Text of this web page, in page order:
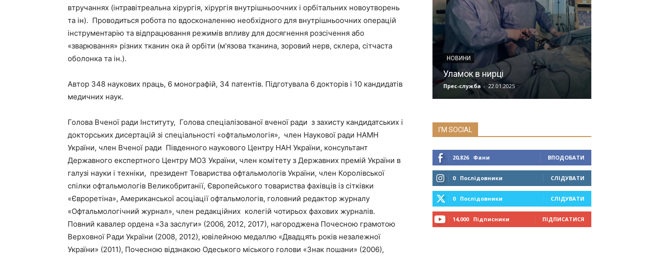
втручаннях (інтравітреальна хірургія, хірургія внутрішньоочних і орбітальних новоутворень
та ін). Проводиться робота по вдосконаленню необхідного для внутрішньоочних операцій
інструментарію та відпрацювання режимів впливу для досягнення розсічення або
«зварювання» різних тканин ока й орбіти (м'язова тканина, зоровий нерв, склера, сітчаста
оболонка та ін.).
Автор 348 наукових праць, 6 монографій, 34 патентів. Підготувала 6 докторів і 10 кандидатів
медичних наук.
Голова Вченої ради Інституту, Голова спеціалізованої вченої ради з захисту кандидатських і
докторських дисертацій зі спеціальності «офтальмологія», член Наукової ради НАМН
України, член Вченої ради Південного наукового Центру НАН України, консультант
Державного експертного Центру МОЗ України, член комітету з Державних премій України в
галузі науки і техніки, президент Товариства офтальмологів України, член Королівської
спілки офтальмологів Великобританії, Європейського товариства фахівців із сітківки
«Євроретіна», Американської асоціації офтальмологів, головний редактор журналу
«Офтальмологічний журнал», член редакційних колегій чотирьох фахових журналів.
Повний кавалер ордена «За заслуги» (2006, 2012, 2017), нагороджена Почесною грамотою
Верховної Ради України (2008, 2012), ювілейною медаллю «Двадцять років незалежної
України» (2011), Почесною відзнакою Одеського міського голови «Знак пошани» (2006),
НОВИНИ
Уламок в нирці
Прес-служба - 22.01.2025
I'M SOCIAL
20,826 Фани ВПОДОБАТИ
0 Послідовники СЛІДУВАТИ
0 Послідовники СЛІДУВАТИ
14,000 Підписники ПІДПИСАТИСЯ